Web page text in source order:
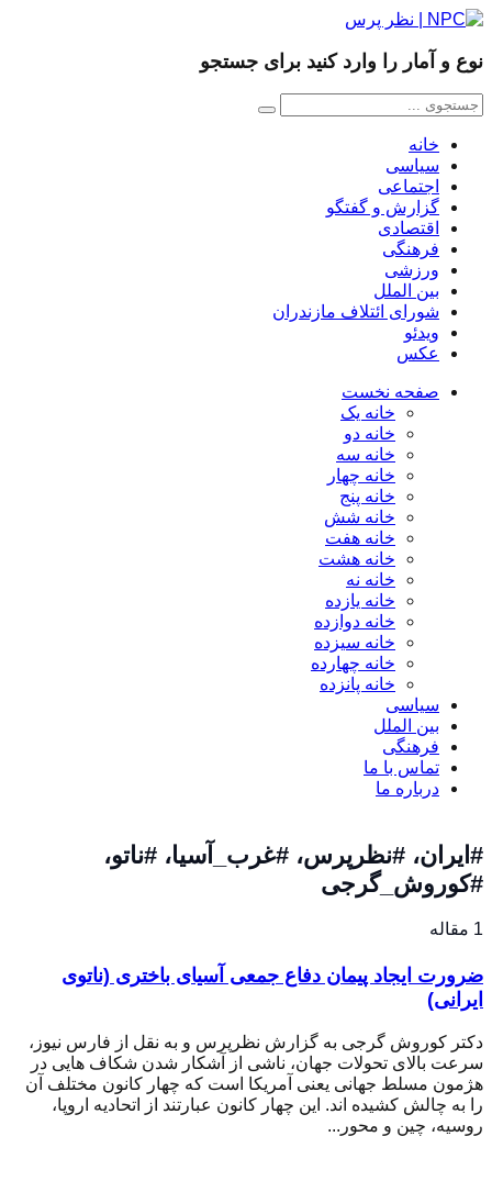
نوع و آمار را وارد کنید برای جستجو
خانه
سیاسی
اجتماعی
گزارش و گفتگو
اقتصادی
فرهنگی
ورزشی
بین الملل
شورای ائتلاف مازندران
ویدئو
عکس
صفحه نخست
خانه یک
خانه دو
خانه سه
خانه چهار
خانه پنج
خانه شش
خانه هفت
خانه هشت
خانه نه
خانه یازده
خانه دوازده
خانه سیزده
خانه چهارده
خانه پانزده
سیاسی
بین الملل
فرهنگی
تماس با ما
درباره ما
#ایران، #نظرپرس، #غرب_آسیا، #ناتو،
#کوروش_گرجی
1 مقاله
ضرورت ایجاد پیمان دفاع جمعی آسیای باختری (ناتوی
ایرانی)
دکتر کوروش گرجی به گزارش نظرپرس و به نقل از فارس نیوز،
سرعت بالای تحولات جهان، ناشی از آشکار شدن شکاف هایی در
هژمون مسلط جهانی یعنی آمریکا است که چهار کانون مختلف آن
را به چالش کشیده اند. این چهار کانون عبارتند از اتحادیه اروپا،
روسیه، چین و محور...